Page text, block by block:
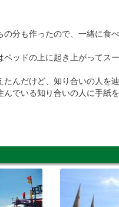
分も作ったので、一緒に食べ
ッドの上に起き上がってス
たんだけど、知り合いの人を
でいる知り合いの人に手紙を